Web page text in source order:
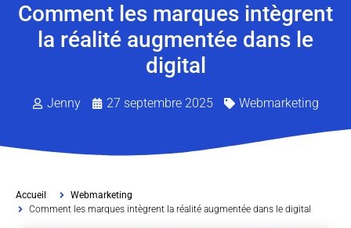
Comment les marques intègrent
la réalité augmentée dans le
digital
Jenny 27 septembre 2025 Webmarketing
Accueil
Webmarketing
Comment les marques intègrent la réalité augmentée dans le digital